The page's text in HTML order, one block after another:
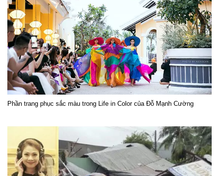
Phần trang phục sắc màu trong Life in Color của Đỗ Mạnh Cường